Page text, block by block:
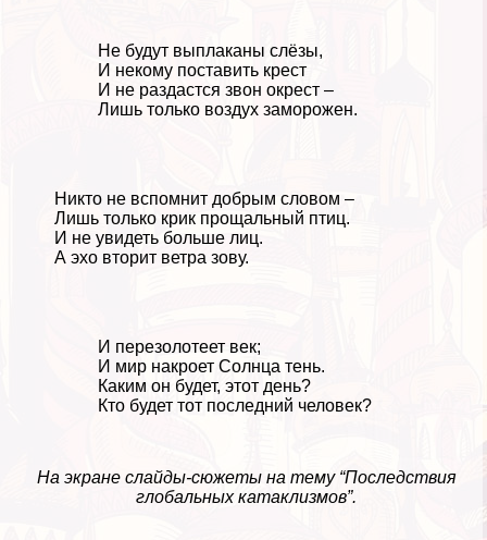
Не будут выплаканы слёзы,
И некому поставить крест
И не раздастся звон окрест –
Лишь только воздух заморожен.
Никто не вспомнит добрым словом –
Лишь только крик прощальный птиц.
И не увидеть больше лиц.
А эхо вторит ветра зову.
И перезолотеет век;
И мир накроет Солнца тень.
Каким он будет, этот день?
Кто будет тот последний человек?
На экране слайды-сюжеты на тему “Последствия
глобальных катаклизмов”.